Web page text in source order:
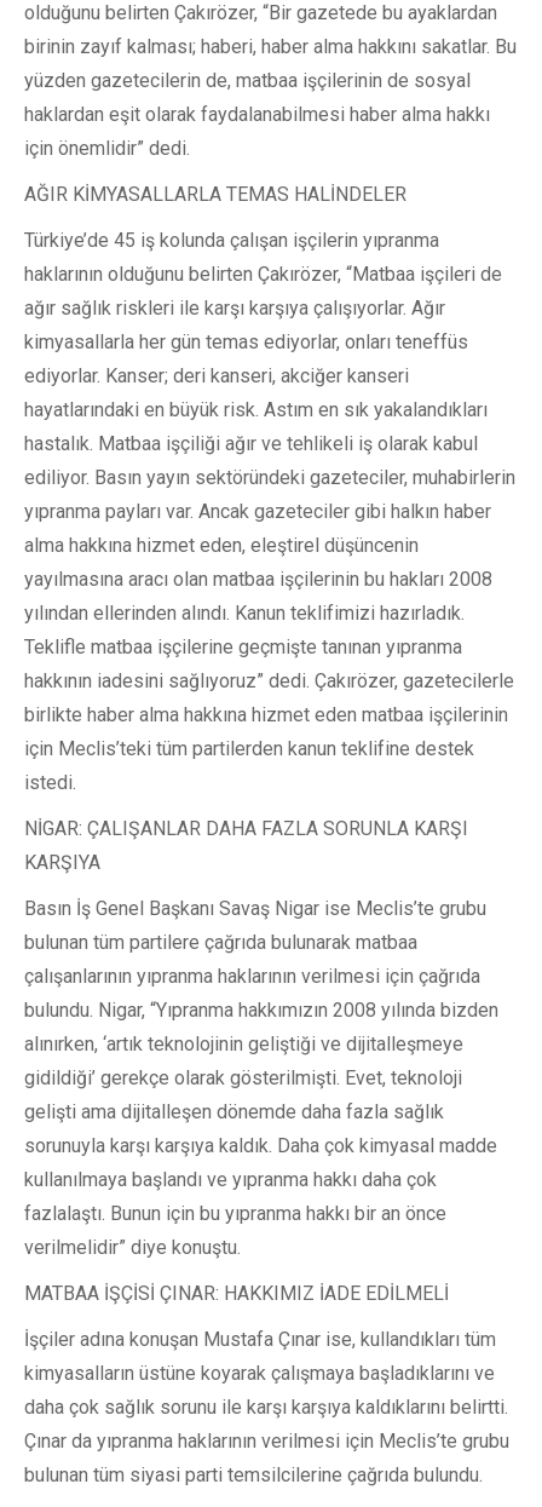
olduğunu belirten Çakırözer, “Bir gazetede bu ayaklardan
birinin zayıf kalması; haberi, haber alma hakkını sakatlar. Bu
yüzden gazetecilerin de, matbaa işçilerinin de sosyal
haklardan eşit olarak faydalanabilmesi haber alma hakkı
için önemlidir” dedi.
AĞIR KİMYASALLARLA TEMAS HALİNDELER
Türkiye’de 45 iş kolunda çalışan işçilerin yıpranma
haklarının olduğunu belirten Çakırözer, “Matbaa işçileri de
ağır sağlık riskleri ile karşı karşıya çalışıyorlar. Ağır
kimyasallarla her gün temas ediyorlar, onları teneffüs
ediyorlar. Kanser; deri kanseri, akciğer kanseri
hayatlarındaki en büyük risk. Astım en sık yakalandıkları
hastalık. Matbaa işçiliği ağır ve tehlikeli iş olarak kabul
ediliyor. Basın yayın sektöründeki gazeteciler, muhabirlerin
yıpranma payları var. Ancak gazeteciler gibi halkın haber
alma hakkına hizmet eden, eleştirel düşüncenin
yayılmasına aracı olan matbaa işçilerinin bu hakları 2008
yılından ellerinden alındı. Kanun teklifimizi hazırladık.
Teklifle matbaa işçilerine geçmişte tanınan yıpranma
hakkının iadesini sağlıyoruz” dedi. Çakırözer, gazetecilerle
birlikte haber alma hakkına hizmet eden matbaa işçilerinin
için Meclis’teki tüm partilerden kanun teklifine destek
istedi.
NİGAR: ÇALIŞANLAR DAHA FAZLA SORUNLA KARŞI
KARŞIYA
Basın İş Genel Başkanı Savaş Nigar ise Meclis’te grubu
bulunan tüm partilere çağrıda bulunarak matbaa
çalışanlarının yıpranma haklarının verilmesi için çağrıda
bulundu. Nigar, “Yıpranma hakkımızın 2008 yılında bizden
alınırken, ‘artık teknolojinin geliştiği ve dijitalleşmeye
gidildiği’ gerekçe olarak gösterilmişti. Evet, teknoloji
gelişti ama dijitalleşen dönemde daha fazla sağlık
sorunuyla karşı karşıya kaldık. Daha çok kimyasal madde
kullanılmaya başlandı ve yıpranma hakkı daha çok
fazlalaştı. Bunun için bu yıpranma hakkı bir an önce
verilmelidir” diye konuştu.
MATBAA İŞÇİSİ ÇINAR: HAKKIMIZ İADE EDİLMELİ
İşçiler adına konuşan Mustafa Çınar ise, kullandıkları tüm
kimyasalların üstüne koyarak çalışmaya başladıklarını ve
daha çok sağlık sorunu ile karşı karşıya kaldıklarını belirtti.
Çınar da yıpranma haklarının verilmesi için Meclis’te grubu
bulunan tüm siyasi parti temsilcilerine çağrıda bulundu.